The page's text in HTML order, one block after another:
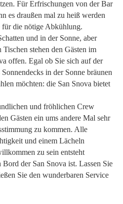
Für Erfrischungen von der Bar
es draußen mal zu heiß werden
die nötige Abkühlung.
und in der Sonne, aber
stehen den Gästen im
offen. Egal ob Sie sich auf der
in der Sonne bräunen
möchten: die San Snova bietet
und fröhlichen Crew
Gästen ein ums andere Mal sehr
zu kommen. Alle
und einem Lächeln
zu sein entsteht
der San Snova ist. Lassen Sie
Sie den wunderbaren Service